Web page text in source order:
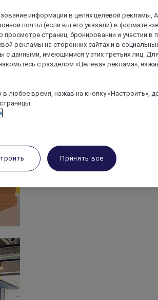
информации в целях целевой рекламы,
почты (если вы его указали) в формате
просмотре страниц, бронировании и участии в
рекламы на сторонних сайтах и в
с данными, имеющимися у этих третьих лиц.
с разделом «Целевая реклама»,
любое время, нажав на кнопку «Настроить»,
Принять все